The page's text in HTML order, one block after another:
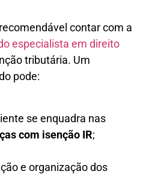
contar com a
especialista em direito
tributária. Um
pode:
se enquadra nas
com isenção IR;
e organização dos